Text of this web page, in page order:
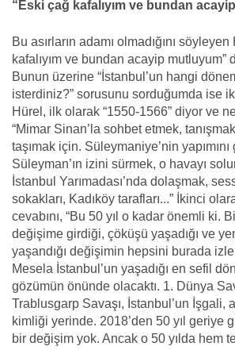
“Eski çağ kafalıyım ve bundan
Bu asırların adamı olmadığını
kafalıyım ve bundan acayip mutluyum”
Bunun üzerine “İstanbul’un hangi
isterdiniz?” sorusunu sorduğumda ise
Hürel, ilk olarak “1550-1566” diyor ve
“Mimar Sinan’la sohbet etmek,
taşımak için. Süleymaniye’nin
Süleyman’ın izini sürmek, o havayı
İstanbul Yarımadası’nda dolaşmak,
sokakları, Kadıköy tarafları...” İkinci
cevabını, “Bu 50 yıl o kadar önemli ki.
değişime girdiği, çöküşü yaşadığı ve
yaşandığı değişimin hepsini burada
Mesela İstanbul’un yaşadığı en sefil
gözümün önünde olacaktı. 1. Dünya
Trablusgarp Savaşı, İstanbul’un İşgali,
kimliği yerinde. 2018’den 50 yıl geriye
bir değişim yok. Ancak o 50 yılda hem